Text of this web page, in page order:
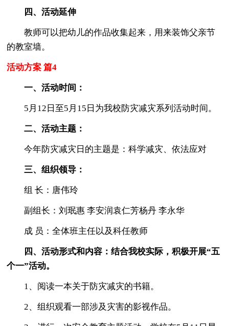
四、活动延伸
教师可以把幼儿的作品收集起来，用来装饰父亲节
的教室墙。
活动方案 篇4
一、活动时间：
5月12日至5月15日为我校防灾减灾系列活动时间。
二、活动主题：
今年防灾减灾日的主题是：科学减灾、依法应对
三、组织领导：
组 长：唐伟玲
副组长：刘珉惠 李安润袁仁芳杨丹 李永华
成 员：全体班主任以及科任教师
四、活动形式和内容：结合我校实际，积极开展“五
个一”活动。
1、阅读一本关于防灾减灾的书籍。
2、组织观看一部涉及灾害的影视作品。